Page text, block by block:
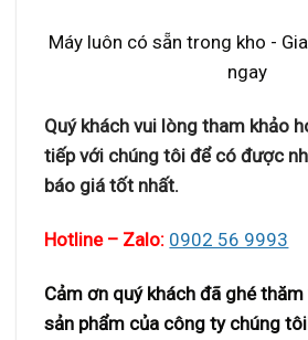
Máy luôn có sẵn trong kho -
ngay
Quý khách vui lòng tham khảo
tiếp với chúng tôi để có được
báo giá tốt nhất.
Hotline – Zalo: 0902 56 9993
Cảm ơn quý khách đã ghé
sản phẩm của công ty chúng